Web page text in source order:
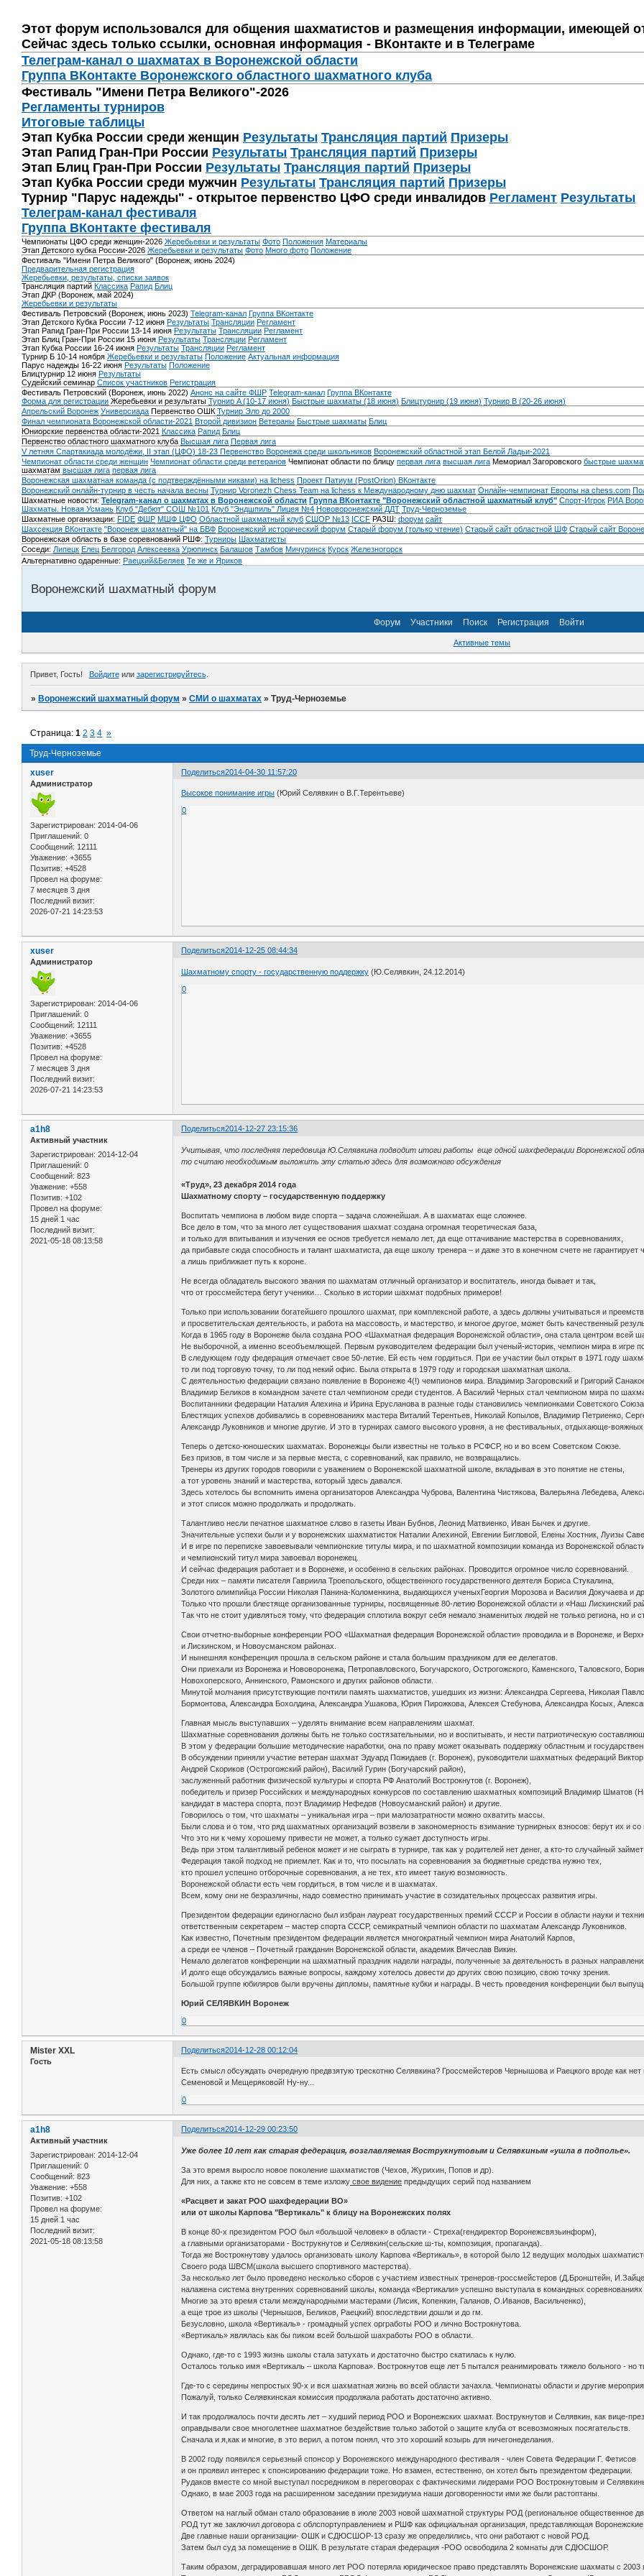
Этот форум использовался для общения шахматистов и размещения информации, имеющей
Сейчас здесь только ссылки, основная информация - ВКонтакте и в Телеграме
Телеграм-канал о шахматах в Воронежской области
Группа ВКонтакте Воронежского областного шахматного клуба
Фестиваль "Имени Петра Великого"-2026
Регламенты турниров
Итоговые таблицы
Этап Кубка России среди женщин Результаты Трансляция партий Призеры
Этап Рапид Гран-При России Результаты Трансляция партий Призеры
Этап Блиц Гран-При России Результаты Трансляция партий Призеры
Этап Кубка России среди мужчин Результаты Трансляция партий Призеры
Турнир "Парус надежды" - открытое первенство ЦФО среди инвалидов Регламент Результаты
Телеграм-канал фестиваля
Группа ВКонтакте фестиваля
Чемпионаты ЦФО среди женщин-2026 Жеребьевки и результаты Фото Положения Материалы
Этап Детского кубка России-2026 Жеребьевки и результаты Фото Много фото Положение
Фестиваль "Имени Петра Великого" (Воронеж, июнь 2024)
Предварительная регистрация
Жеребьевки, результаты, списки заявок
Трансляция партий Классика Рапид Блиц
Этап ДКР (Воронеж, май 2024)
Жеребьевки и результаты
Фестиваль Петровский (Воронеж, июнь 2023) Telegram-канал Группа ВКонтакте
Этап Детского Кубка России 7-12 июня Результаты Трансляции Регламент
Этап Рапид Гран-При России 13-14 июня Результаты Трансляции Регламент
Этап Блиц Гран-При России 15 июня Результаты Трансляции Регламент
Этап Кубка России 16-24 июня Результаты Трансляции Регламент
Турнир Б 10-14 ноября Жеребьевки и результаты Положение Актуальная информация
Парус надежды 16-22 июня Результаты Положение
Блицтурнир 12 июня Результаты
Судейский семинар Список участников Регистрация
Фестиваль Петровский (Воронеж, июнь 2022) Анонс на сайте ФШР Telegram-канал Группа ВКонтакте
Форма для регистрации Жеребьевки и результаты Турнир A (10-17 июня) Быстрые шахматы (18 июня) Блицтурнир (19 июня) Турнир B (20-26 июня)
Апрельский Воронеж Универсиада Первенство ОШК Турнир Эло до 2000
Финал чемпионата Воронежской области-2021 Второй дивизион Ветераны Быстрые шахматы Блиц
Юниорские первенства области-2021 Классика Рапид Блиц
Первенство областного шахматного клуба Высшая лига Первая лига
V летняя Спартакиада молодёжи, II этап (ЦФО) 18-23 Первенство Воронежа среди школьников Воронежский областной этап Белой Ладьи-2021
Чемпионат области среди женщин Чемпионат области среди ветеранов Чемпионат области по блицу первая лига высшая лига Мемориал Загоровского быстрые
шахматам высшая лига первая лига
Воронежская шахматная команда (с подтверждёнными никами) на lichess Проект Патиум (PostOrion) ВКонтакте
Воронежский онлайн-турнир в честь начала весны Турнир Voronezh Chess Team на lichess к Международному дню шахмат Онлайн-чемпионат Европы на chess.com
Шахматные новости: Telegram-канал о шахматах в Воронежской области Группа ВКонтакте "Воронежский областной шахматный клуб" Спорт-Игрок РИА
Шахматы. Новая Усмань Клуб "Дебют" СОШ №101 Клуб "Эндшпиль" Лицея №4 Нововоронежский ДДТ Труд-Черноземье
Шахматные организации: FIDE ФШР МШФ ЦФО Областной шахматный клуб СШОР №13 ICCF РАЗШ: форум сайт
Шахсекция ВКонтакте "Воронеж шахматный" на БВФ Воронежский исторический форум Cтарый форум (только чтение) Старый сайт областной ШФ Старый сайт
Воронежская область в базе соревнований РШФ: Турниры Шахматисты
Соседи: Липецк Елец Белгород Алексеевка Урюпинск Балашов Тамбов Мичуринск Курск Железногорск
Альтернативно одаренные: Раецкий&Беляев Те же и Яриков
Воронежский шахматный форум
Форум Участники Поиск Регистрация Войти
Активные темы
Привет, Гость! Войдитеили зарегистрируйтесь.
»Воронежский шахматный форум »СМИ о шахматах »Труд-Черноземье
Труд-Черноземье
Страница:1 2 3 4 »
Поделиться2014-04-30 11:57:20
xuser
Администратор
Зарегистрирован: 2014-04-06
Приглашений: 0
Сообщений: 12111
Уважение: +3655
Позитив: +4528
Провел на форуме:
7 месяцев 3 дня
Последний визит:
2026-07-21 14:23:53
Высокое понимание игры (Юрий Селявкин о В.Г.Терентьеве)
0
Поделиться2014-12-25 08:44:34
xuser
Администратор
Зарегистрирован: 2014-04-06
Приглашений: 0
Сообщений: 12111
Уважение: +3655
Позитив: +4528
Провел на форуме:
7 месяцев 3 дня
Последний визит:
2026-07-21 14:23:53
Шахматному спорту - государственную поддержку (Ю.Селявкин, 24.12.2014)
0
Поделиться2014-12-27 23:15:36
a1h8
Активный участник
Зарегистрирован: 2014-12-04
Приглашений: 0
Сообщений: 823
Уважение: +558
Позитив: +102
Провел на форуме:
15 дней 1 час
Последний визит:
2021-05-18 08:13:58
Учитывая, что последняя передовица Ю.Селявкина подводит итоги работы еще одной шахфедерации Воронежской
то считаю необходимым выложить эту статью здесь для возможного обсуждения
«Труд», 23 декабря 2014 года
Шахматному спорту – государственную поддержку
Воспитать чемпиона в любом виде спорта – задача сложнейшая. А в шахматах еще сложнее.
Все дело в том, что за много лет существования шахмат создана огромная теоретическая база,
и только для впитывания и изучения ее основ требуется немало лет, да еще оттачивание мастерства в соревнованиях,
да прибавьте сюда способность и талант шахматиста, да еще школу тренера – и даже это в конечном счете не гарантирует
а лишь приближает путь к короне.
Не всегда обладатель высокого звания по шахматам отличный организатор и воспитатель, иногда бывает и так,
что от гроссмейстера бегут ученики… Сколько в истории шахмат подобных примеров!
Только при использовании богатейшего прошлого шахмат, при комплексной работе, а здесь должны учитываться и
и просветительская деятельность, и работа на массовость, и мастерство, и многое другое, может быть качественный
Когда в 1965 году в Воронеже была создана РОО «Шахматная федерация Воронежской области», она стала центром всей
Не выборочной, а именно всеобъемлющей. Первым руководителем федерации был ученый-историк, чемпион мира в игре
В следующем году федерация отмечает свое 50-летие. Ей есть чем гордиться. При ее участии был открыт в 1971 году
то ли под торговую точку, то ли под некий офис. Была открыта в 1979 году и городская шахматная школа.
С деятельностью федерации связано появление в Воронеже 4(!) чемпионов мира. Владимир Загоровский и Григорий
Владимир Беликов в командном зачете стал чемпионом среди студентов. А Василий Черных стал чемпионом мира по
Воспитанники федерации Наталия Алехина и Ирина Ерусланова в разные годы становились чемпионками Советского
Блестящих успехов добивались в соревнованиях мастера Виталий Терентьев, Николай Копылов, Владимир Петриенко,
Александр Луковников и многие другие. И это в турнирах самого высокого уровня, а не фестивальных, отдыхающе-
Теперь о детско-юношеских шахматах. Воронежцы были известны не только в РСФСР, но и во всем Советском Союзе.
Без призов, в том числе и за первые места, с соревнований, как правило, не возвращались.
Тренеры из других городов говорили с уважением о Воронежской шахматной школе, вкладывая в это понятие не стены,
а тот уровень знаний и мастерства, который здесь давался.
Здесь хотелось бы вспомнить имена организаторов Александра Чуброва, Валентина Чистякова, Валерьяна Лебедева,
и этот список можно продолжать и продолжать.
Талантливо несли печатное шахматное слово в газеты Иван Бубнов, Леонид Матвиенко, Иван Бычек и другие.
Значительные успехи были и у воронежских шахматисток Наталии Алехиной, Евгении Бигловой, Елены Хостник, Луизы
И в игре по переписке завоевывали чемпионские титулы мира, и по шахматной композиции команда из Воронежской
и чемпионский титул мира завоевал воронежец.
И сейчас федерация работает и в Воронеже, и особенно в сельских районах. Проводится огромное число соревнований.
Среди них – памяти писателя Гавриила Троепольского, общественного государственного деятеля Бориса Стукалина,
Золотого олимпийца России Николая Панина-Коломенкина, выдающихся ученыхГеоргия Морозова и Василия Докучаева и
Только что прошли блестяще организованные турниры, посвященные 80-летию Воронежской области и «Наш Лискинский
Так что не стоит удивляться тому, что федерация сплотила вокруг себя немало знаменитых людей не только региона, но и
Свои отчетно-выборные конференции РОО «Шахматная федерация Воронежской области» проводила и в Воронеже, и
и Лискинском, и Новоусманском районах.
И нынешняя конференция прошла в сельском районе и стала большим праздником для ее делегатов.
Они приехали из Воронежа и Нововоронежа, Петропавловского, Богучарского, Острогожского, Каменского, Таловского,
Новохоперского, Аннинского, Рамонского и других районов области.
Минутой молчания присутствующие почтили память шахматистов, ушедших из жизни: Александра Сергеева, Николая
Бормонтова, Александра Бохолдина, Александра Ушакова, Юрия Пирожкова, Алексея Стебунова, Александра Косых,
Главная мысль выступавших – уделять внимание всем направлениям шахмат.
Шахматные соревнования должны быть не только состязательными, но и воспитывать, и нести патриотическую
В этом у федерации большие методические наработки, она по праву может оказывать поддержку областным и
В обсуждении приняли участие ветеран шахмат Эдуард Пожидаев (г. Воронеж), руководители шахматных федераций
Андрей Скориков (Острогожский район), Василий Гурин (Богучарский район),
заслуженный работник физической культуры и спорта РФ Анатолий Вострокнутов (г. Воронеж),
победитель и призер Российских и международных конкурсов по составлению шахматных композиций Владимир Шматов
кандидат в мастера спорта, поэт Владимир Нефедов (Новоусманский район) и другие.
Говорилось о том, что шахматы – уникальная игра – при малозатратности можно охватить массы.
Были слова и о том, что ряд шахматных организаций возвели в закономерность взимание турнирных взносов: берут их и
Что это ни к чему хорошему привести не может, а только сужает доступность игры.
Ведь при этом талантливый ребенок может и не сыграть в турнире, так как у родителей нет денег, а кто-то случайный
Федерация такой подход не приемлет. Как и то, что посылать на соревнования за бюджетные средства нужно тех,
кто прошел успешно отборочные соревнования, а не тех, кто имеет такую возможность.
Воронежской области есть чем гордиться, в том числе и в шахматах.
Всем, кому они не безразличны, надо совместно принимать участие в созидательных процессах развития игры.
Президентом федерации единогласно был избран лауреат государственных премий СССР и России в области науки и
ответственным секретарем – мастер спорта СССР, семикратный чемпион области по шахматам Александр Луковников.
Как известно, Почетным президентом федерации является многократный чемпион мира Анатолий Карпов,
а среди ее членов – Почетный гражданин Воронежской области, академик Вячеслав Викин.
Немало делегатов конференции на шахматный праздник надели награды, полученные за деятельность в разных
И долго еще обсуждались важные вопросы, каждому хотелось довести до других свою позицию, свою точку зрения.
Большой группе юбиляров были вручены дипломы, памятные кубки и награды. В честь проведения конференции был
Юрий СЕЛЯВКИН Воронеж
0
Поделиться2014-12-28 00:12:04
Mister XXL
Гость
Есть смысл обсуждать очередную предвзятую трескотню Селявкина? Гроссмейстеров Чернышова и Раецкого вроде как
Семеновой и Мещеряковой! Ну-ну...
0
Поделиться2014-12-29 00:23:50
a1h8
Активный участник
Зарегистрирован: 2014-12-04
Приглашений: 0
Сообщений: 823
Уважение: +558
Позитив: +102
Провел на форуме:
15 дней 1 час
Последний визит:
2021-05-18 08:13:58
Уже более 10 лет как старая федерация, возглавляемая Вострукнутовым и Селявкиным «ушла в подполье».
За это время выросло новое поколение шахматистов (Чехов, Журихин, Попов и др).
Для них, а также кто не совсем в теме изложу свое видение предыдущих серий под названием
«Расцвет и закат РОО шахфедерации ВО»
или от школы Карпова "Вертикаль" к блицу на Воронежских полях
В конце 80-х президентом РОО был «большой человек» в области - Стреха(гендиректор Воронежсвязьинформ),
а главными организаторами - Вострукнутов и Селявкин(сельские ш-ты, композиция, пропаганда).
Тогда же Вострокнутову удалось организовать школу Карпова «Вертикаль», в которой было 12 ведущих молодых
Своего рода ШВСМ(школа высшего спортивного мастерства).
За несколько лет было проведено несколько сборов с участием известных тренеров-гроссмейстеров (Д.Бронштейн,
налажена система внутренних соревнований школы, команда «Вертикали» успешно выступала в командных
Многие за это время стали международными мастерами (Лисик, Копенкин, Галанов, О.Иванов, Васильченко),
а еще трое из школы (Чернышов, Беликов, Раецкий) впоследствии дошли и до гм.
Безусловно, школа «Вертикаль» - громадный успех оргработы РОО и лично Вострокнутова.
«Вертикаль» являлась как бы пиком всей большой шахработы РОО в области.
Однако, где-то с 1993 жизнь школы стала затухать и достаточно быстро скатилась к нулю.
Осталось только имя «Вертикаль – школа Карпова». Вострокнутов еще лет 5 пытался реанимировать тяжело больного - но
Где-то с середины непростых 90-х и вся шахматная жизнь во всей области зачахла. Чемпионаты области и другие
Пожалуй, только Селявкинская комиссия продолжала работать достаточно активно.
И так продолжалось почти десять лет – худший период РОО и Воронежских шахмат. Вострукнутов и Селявкин, как вице-
оправдывали свое многолетнее шахматное бездействие только заботой о защите клуба от всевозможных посягательств.
Сначала и я,как и многие, в это верил, а потом понял, что это хороший козырь для ничегонеделания.
В 2002 году появился серьезный спонсор у Воронежского международного фестиваля - член Совета Федерации Г. Фетисов
и он проявил интерес к спонсированию федерации тоже. Но взамен, естественно, он хотел быть президентом федерации.
Рудаков вместе со мной выступал посредником в переговорах с фактическими лидерами РОО Вострокнутовым и
Однако, в мае 2003 года на расширенном заседании президиума наши договоренности ими же были растоптаны.
Ответом на наглый обман стало образование в июле 2003 новой шахматной структуры РОД (региональное общественное
РОД тут же заключил договора с облспортуправлением и РШФ как официальная организация, представляющая
Две главные наши организации- ОШК и СДЮСШОР-13 сразу же определились, что они работают с новой РОД.
Затем был суд за помещение в ОШК. В результате старая федерация -РОО освободила 2 комнаты для СДЮСШОР.
Таким образом, деградировавшая много лет РОО потеряла юридическое право представлять Воронежские шахматы с